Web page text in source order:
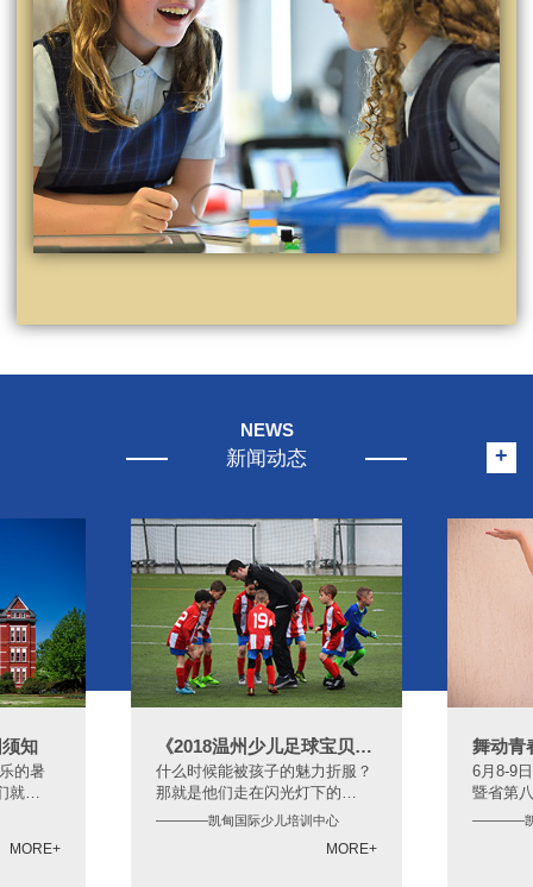
NEWS
新闻动态 +
知
的暑
就…
MORE+
《2018温州少儿足球宝贝TV秀》
什么时候能被孩子的魅力折服？
那就是他们走在闪光灯下的…
————凯甸国际少儿培训中心
MORE+
舞动青
6月8-9
暨省第
————凯